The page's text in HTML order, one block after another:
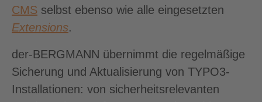
CMS selbst ebenso wie alle eingesetzten
Extensions.
der-BERGMANN übernimmt die regelmäßige
Sicherung und Aktualisierung von TYPO3-
Installationen: von sicherheitsrelevanten